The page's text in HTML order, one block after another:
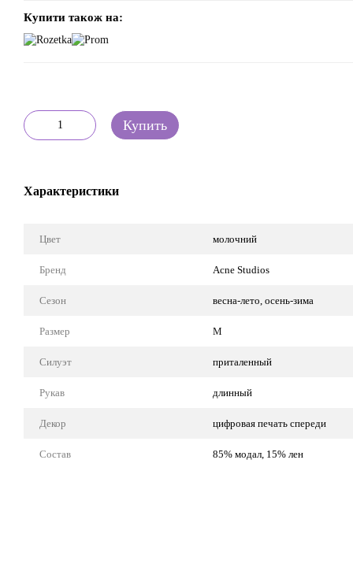
Купити також на:
Купить
Характеристики
Цвет молочний
Бренд Acne Studios
Сезон весна-лето, осень-зима
Размер M
Силуэт приталенный
Рукав длинный
Декор цифровая печать спереди
Состав 85% модал, 15% лен